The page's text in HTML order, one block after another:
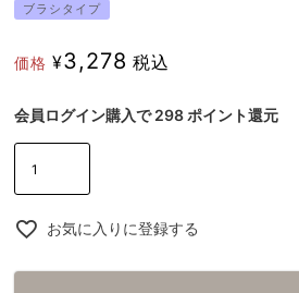
ブラシタイプ
価格 ¥3,278 税込
会員ログイン購入で 298 ポイント還元
お気に入りに登録する